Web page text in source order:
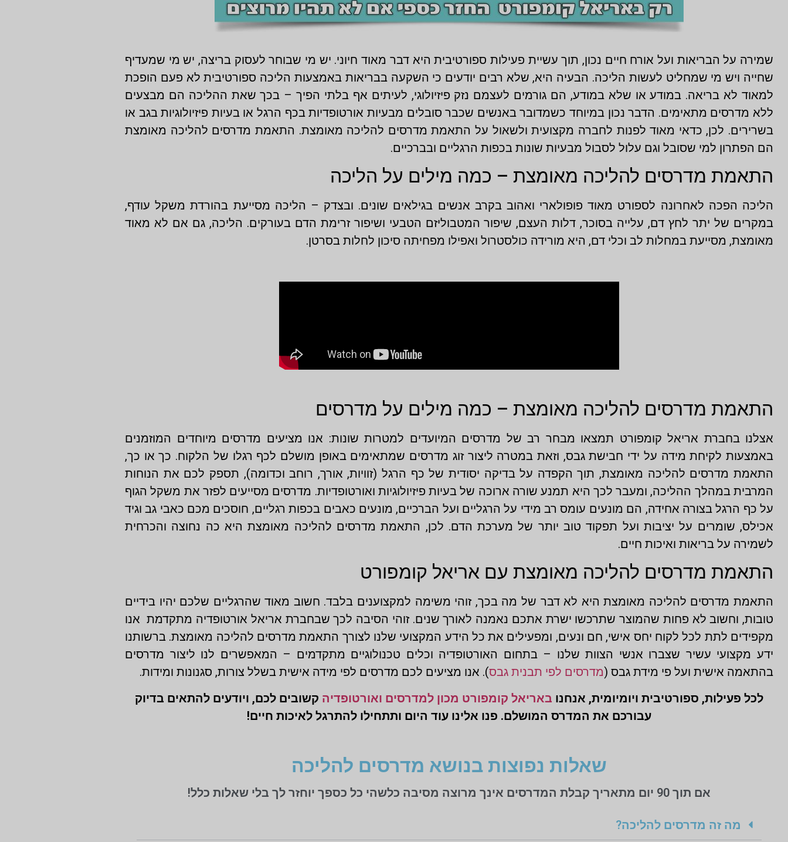
שמירה על הבריאות ועל אורח חיים נכון, תוך עשיית פעילות ספורטיבית היא דבר מאוד חיוני. יש מי שבוחר לעסוק בריצה, יש מי שמעדיף
שחייה ויש מי שמחליט לעשות הליכה. הבעיה היא, שלא רבים יודעים כי השקעה בבריאות באמצעות הליכה ספורטיבית לא פעם הופכת
למאוד לא בריאה. במודע או שלא במודע, הם גורמים לעצמם נזק פיזיולוגי, לעיתים אף בלתי הפיך – בכך שאת ההליכה הם מבצעים
ללא מדרסים מתאימים. הדבר נכון במיוחד כשמדובר באנשים שכבר סובלים מבעיות אורטופדיות בכף הרגל או בעיות פיזיולוגיות בגב או
בשרירים. לכן, כדאי מאוד לפנות לחברה מקצועית ולשאול על התאמת מדרסים להליכה מאומצת. התאמת מדרסים להליכה מאומצת
הם הפתרון למי שסובל וגם עלול לסבול מבעיות שונות בכפות הרגליים ובברכיים.
התאמת מדרסים להליכה מאומצת – כמה מילים על הליכה
הליכה הפכה לאחרונה לספורט מאוד פופולארי ואהוב בקרב אנשים בגילאים שונים. ובצדק – הליכה מסייעת בהורדת משקל עודף,
במקרים של יתר לחץ דם, עלייה בסוכר, דלות העצם, שיפור המטבוליזם הטבעי ושיפור זרימת הדם בעורקים. הליכה, גם אם לא מאוד
מאומצת, מסייעת במחלות לב וכלי דם, היא מורידה כולסטרול ואפילו מפחיתה סיכון לחלות בסרטן.
התאמת מדרסים להליכה מאומצת – כמה מילים על מדרסים
אצלנו בחברת אריאל קומפורט תמצאו מבחר רב של מדרסים המיועדים למטרות שונות: אנו מציעים מדרסים מיוחדים המוזמנים
באמצעות לקיחת מידה על ידי חבישת גבס, וזאת במטרה ליצור זוג מדרסים שמתאימים באופן מושלם לכף רגלו של הלקוח. כך או כך,
התאמת מדרסים להליכה מאומצת, תוך הקפדה על בדיקה יסודית של כף הרגל (זוויות, אורך, רוחב וכדומה), תספק לכם את הנוחות
המרבית במהלך ההליכה, ומעבר לכך היא תמנע שורה ארוכה של בעיות פיזיולוגיות ואורטופדיות. מדרסים מסייעים לפזר את משקל הגוף
על כף הרגל בצורה אחידה, הם מונעים עומס רב מידי על הרגליים ועל הברכיים, מונעים כאבים בכפות רגליים, חוסכים מכם כאבי גב וגיד
אכילס, שומרים על יציבות ועל תפקוד טוב יותר של מערכת הדם. לכן, התאמת מדרסים להליכה מאומצת היא כה נחוצה והכרחית
לשמירה על בריאות ואיכות חיים.
התאמת מדרסים להליכה מאומצת עם אריאל קומפורט
התאמת מדרסים להליכה מאומצת היא לא דבר של מה בכך, זוהי משימה למקצוענים בלבד. חשוב מאוד שהרגליים שלכם יהיו בידיים
טובות, וחשוב לא פחות שהמוצר שתרכשו ישרת אתכם נאמנה לאורך שנים. זוהי הסיבה לכך שבחברת אריאל אורטופדיה מתקדמת אנו
מקפידים לתת לכל לקוח יחס אישי, חם ונעים, ומפעילים את כל הידע המקצועי שלנו לצורך התאמת מדרסים להליכה מאומצת. ברשותנו
ידע מקצועי עשיר שצברו אנשי הצוות שלנו – בתחום האורטופדיה וכלים טכנולוגיים מתקדמים – המאפשרים לנו ליצור מדרסים
בהתאמה אישית ועל פי מידת גבס (מדרסים לפי תבנית גבס). אנו מציעים לכם מדרסים לפי מידה אישית בשלל צורות, סגנונות ומידות.
לכל פעילות, ספורטיבית ויומיומית, אנחנו באריאל קומפורט מכון למדרסים ואורטופדיה קשובים לכם, ויודעים להתאים בדיוק
עבורכם את המדרס המושלם. פנו אלינו עוד היום ותתחילו להתרגל לאיכות חיים!
שאלות נפוצות בנושא מדרסים להליכה
אם תוך 90 יום מתאריך קבלת המדרסים אינך מרוצה מסיבה כלשהי כל כספך יוחזר לך בלי שאלות כלל!
מה זה מדרסים להליכה?